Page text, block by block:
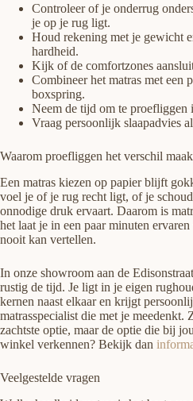
Controleer of je onderrug
je op je rug ligt.
Houd rekening met je gewicht
hardheid.
Kijk of de comfortzones
Combineer het matras met een
boxspring.
Neem de tijd om te proefliggen
Vraag persoonlijk slaapadvies
Waarom proefliggen het verschil
Een matras kiezen op papier blijft
voel je of je rug recht ligt, of je
onnodige druk ervaart. Daarom is
het laat je in een paar minuten
nooit kan vertellen.
In onze showroom aan de
rustig de tijd. Je ligt in je eigen
kernen naast elkaar en krijgt
matrasspecialist die met je meedenkt.
zachtste optie, maar de optie die bij
winkel verkennen? Bekijk dan
Veelgestelde vragen